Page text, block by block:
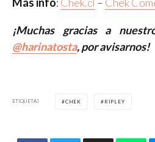
¡Muchas gracias a
@harinatosta, por avisarnos!
ETIQUETAS CHEK RIPLEY